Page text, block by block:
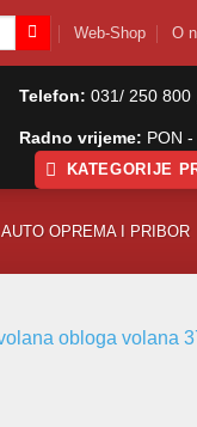
Web-Shop O
Telefon: 031/ 250 800
Radno vrijeme: PON
KATEGORIJE
AUTO OPREMA I PRIBOR